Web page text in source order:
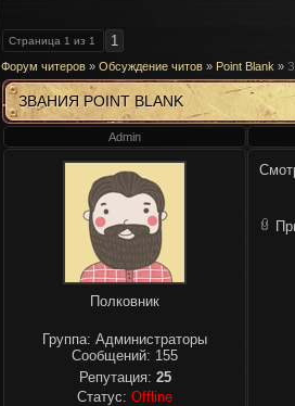
Страница 1 из 1 1
Форум читеров » Обсуждение читов » Point Blank »
ЗВАНИЯ POINT BLANK
Admin
Полковник
Группа: Администраторы
Сообщений: 155
Репутация: 25
Статус: Offline